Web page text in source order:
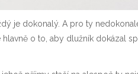
je dokonalý. A pro ty
hlavně o to, aby dlužník dokázal